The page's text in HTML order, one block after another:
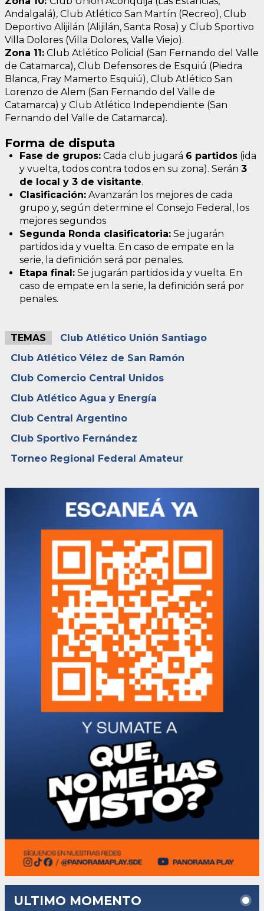
Andalgalá), Club Atlético San Martín (Recreo), Club
Deportivo Alijilán (Alijilán, Santa Rosa) y Club Sportivo
Villa Dolores (Villa Dolores, Valle Viejo).
Zona 11: Club Atlético Policial (San Fernando del Valle
de Catamarca), Club Defensores de Esquiú (Piedra
Blanca, Fray Mamerto Esquiú), Club Atlético San
Lorenzo de Alem (San Fernando del Valle de
Catamarca) y Club Atlético Independiente (San
Fernando del Valle de Catamarca).
Forma de disputa
Fase de grupos: Cada club jugará 6 partidos (ida
y vuelta, todos contra todos en su zona). Serán 3
de local y 3 de visitante.
Clasificación: Avanzarán los mejores de cada
grupo y, según determine el Consejo Federal, los
mejores segundos
Segunda Ronda clasificatoria: Se jugarán
partidos ida y vuelta. En caso de empate en la
serie, la definición será por penales.
Etapa final: Se jugarán partidos ida y vuelta. En
caso de empate en la serie, la definición será por
penales.
TEMAS
Club Atlético Unión Santiago
Club Atlético Vélez de San Ramón
Club Comercio Central Unidos
Club Atlético Agua y Energía
Club Central Argentino
Club Sportivo Fernández
Torneo Regional Federal Amateur
ULTIMO MOMENTO